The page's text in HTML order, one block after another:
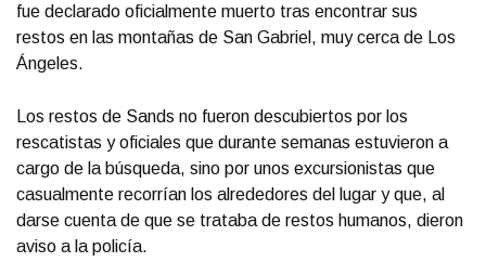
fue declarado oficialmente muerto tras encontrar sus
restos en las montañas de San Gabriel, muy cerca de Los
Ángeles.
Los restos de Sands no fueron descubiertos por los
rescatistas y oficiales que durante semanas estuvieron a
cargo de la búsqueda, sino por unos excursionistas que
casualmente recorrían los alrededores del lugar y que, al
darse cuenta de que se trataba de restos humanos, dieron
aviso a la policía.